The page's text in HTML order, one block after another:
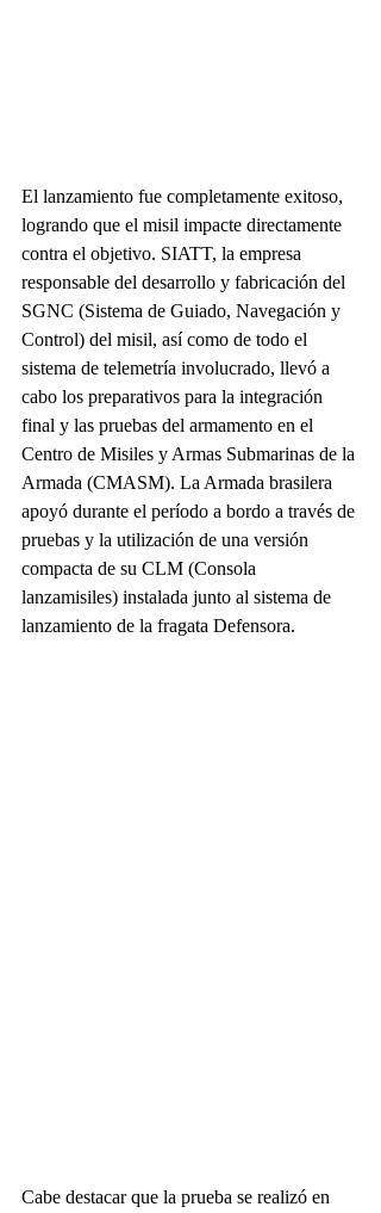
El lanzamiento fue completamente exitoso,
logrando que el misil impacte directamente
contra el objetivo. SIATT, la empresa
responsable del desarrollo y fabricación del
SGNC (Sistema de Guiado, Navegación y
Control) del misil, así como de todo el
sistema de telemetría involucrado, llevó a
cabo los preparativos para la integración
final y las pruebas del armamento en el
Centro de Misiles y Armas Submarinas de la
Armada (CMASM). La Armada brasilera
apoyó durante el período a bordo a través de
pruebas y la utilización de una versión
compacta de su CLM (Consola
lanzamisiles) instalada junto al sistema de
lanzamiento de la fragata Defensora.
Cabe destacar que la prueba se realizó en